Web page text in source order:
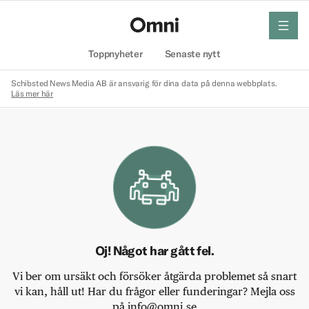
Toppnyheter Senaste nytt
meny
Schibsted News Media AB är ansvarig för dina data på denna webbplats.
Läs mer här
Oj! Något har gått fel.
Vi ber om ursäkt och försöker åtgärda problemet så snart
vi kan, håll ut! Har du frågor eller funderingar? Mejla oss